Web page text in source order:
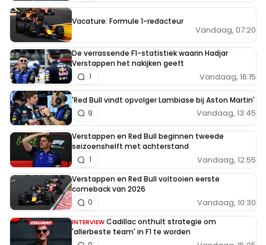
Vacature: Formule 1-redacteur
Vandaag, 07:20
De verrassende F1-statistiek waarin Hadjar
Verstappen het nakijken geeft
Vandaag, 16:15
1
'Red Bull vindt opvolger Lambiase bij Aston Martin'
Vandaag, 13:45
9
Verstappen en Red Bull beginnen tweede
seizoenshelft met achterstand
Vandaag, 12:55
1
Verstappen en Red Bull voltooien eerste
comeback van 2026
Vandaag, 10:30
0
INTERVIEW Cadillac onthult strategie om
'allerbeste team' in F1 te worden